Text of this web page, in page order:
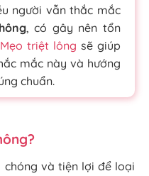
người vẫn thắc mắc
, có gây nên tổn
Mẹo triệt lông sẽ giúp
mắc này và hướng
chuẩn.
chóng và tiện lợi để loại